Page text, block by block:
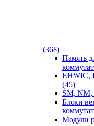
(368)
Память
EHWIC,
(45)
SM, NM,
Блоки
Модули